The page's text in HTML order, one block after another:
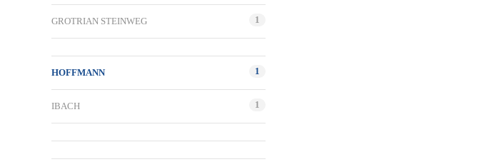
GROTRIAN STEINWEG 1
HOFFMANN 1
IBACH 1